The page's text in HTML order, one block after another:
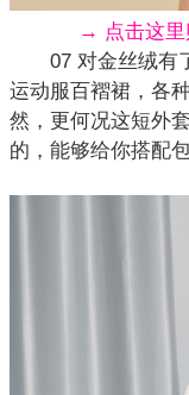
→ 点击这
07 对金丝绒有了
运动服百褶裙，各
然，更何况这短外
的，能够给你搭配